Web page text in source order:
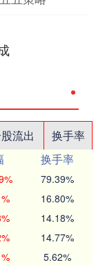
流出
换手率
换手率
79.39%
16.80%
14.18%
14.77%
5.62%